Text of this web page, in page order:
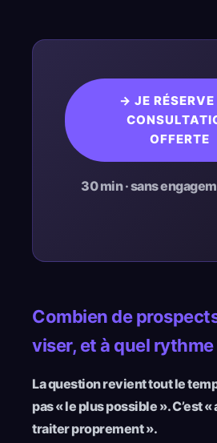
→ JE
OFFERTE
30 min · sans
Combien de
viser, et à quel rythme
La question revient tout le
pas « le plus possible ». C’est
traiter proprement ».